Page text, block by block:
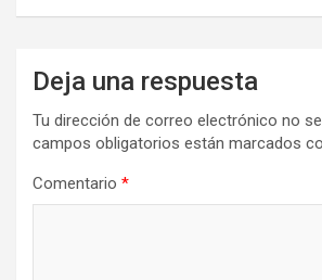
Deja una respuesta
Tu dirección de correo electrónico no
campos obligatorios están marcados
Comentario *